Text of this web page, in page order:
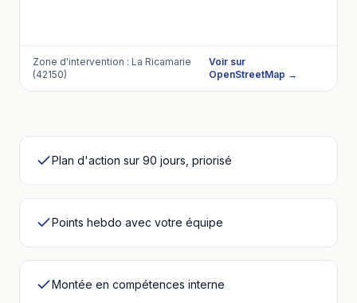
Zone d'intervention : La Ricamarie
(42150)
Voir sur
OpenStreetMap →
Plan d'action sur 90 jours, priorisé
Points hebdo avec votre équipe
Montée en compétences interne